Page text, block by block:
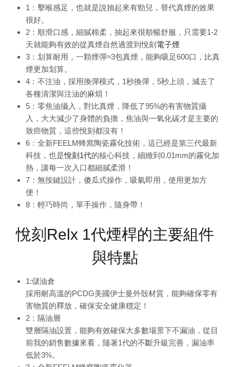
1：擊喉感足，也就是說抽起來有勁兒，替代真煙的效果
很好。
2：順滑口感，細膩棉柔，抽起來很順暢舒服，只需要1-2
天就能夠有效的從真煙自然過渡到悅刻 電子煙
3：划算耐用，一顆煙彈≈3包真煙，能夠吸足600口，比真
煙更加划算。
4：不注油，採用換彈模式，1秒換彈，5秒上頭，減去了
各種清潔與注油的麻煩！
5：零焦油攝入，對比真煙，降低了95%的有害物質攝
入，大大減少了身體的負擔，焦油與一氧化碳才是主要的
致癌物質，這些悅刻都沒有！
6：全新FEELM蜂窩陶瓷霧化技術，這已經是第三代最新
科技，也是悅刻1代的核心科技，細緻到0.01mm的霧化加
熱，讓每一次入口都細膩柔滑！
7：無按鍵設計，傻瓜式操作，吸氣即用，使用更加方
便！
8：輕巧時尚，單手操作，隨身帶！
悅刻Relx 1代煙桿的主要組件
與特點
1:儲油倉
採用耐高溫的PCDG美國伊士曼外殼材質，能夠確保零有
害物質的釋放，確保安全健康穩定！
2：隔油層
雙層隔油設置，能夠有效確保大多數場景下不漏油，從目
前我的銷售數據來看，隨著1代的不斷升級完善，漏油率
低於3%。